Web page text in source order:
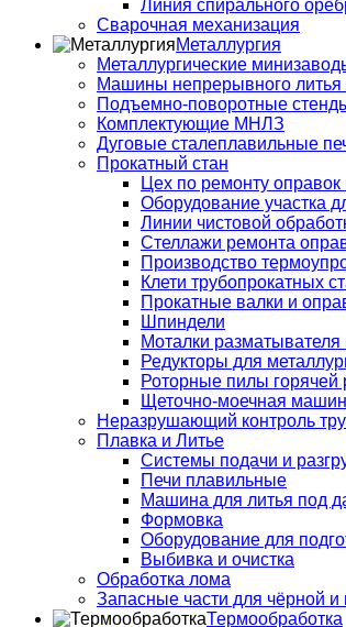
Линия спирального
Сварочная механизация
Металлургия
Металлургические
Машины непрерывного литья
Подъемно-поворотные
Комплектующие МНЛЗ
Дуговые сталеплавильные
Прокатный стан
Цех по ремонту
Оборудование участка
Линии чистовой
Стеллажи ремонта
Производство
Клети трубопрокатных
Прокатные валки и
Шпиндели
Моталки
Редукторы для
Роторные пилы горячей
Щеточно-моечная
Неразрушающий контроль
Плавка и Литье
Системы подачи и
Печи плавильные
Машина для литья под
Формовка
Оборудование для
Выбивка и очистка
Обработка лома
Запасные части для чёрной и
Термообработка